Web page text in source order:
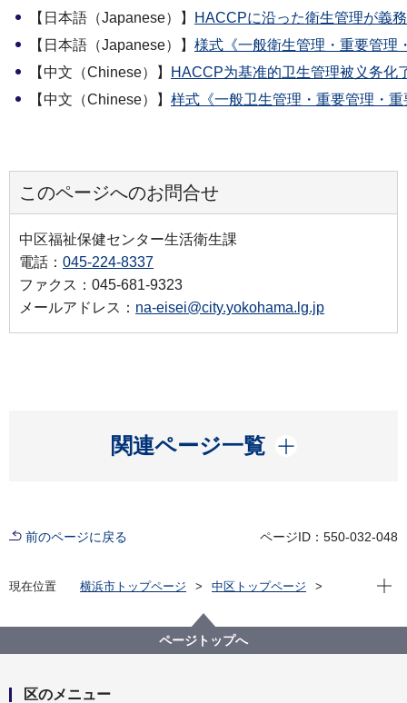
【日本語（Japanese）】
HACCPに沿った衛生管理が義
【日本語（Japanese）】 様式《一般衛生管理・重要管理
【中文（Chinese）】
HACCP为基准的卫生管理被义务化
【中文（Chinese）】 样式《一般卫生管理・重要管理・
このページへのお問合せ
中区福祉保健センター生活衛生課
電話： 045-224-8337
ファクス：045-681-9323
メールアドレス： na-eisei@city.yokohama.lg.jp
関連ページ一覧
開く
前のページに戻る ページID：550-032-048
現在位置 横浜市トップページ
中区トップページ
現在
ページトップへ
区のメニュー